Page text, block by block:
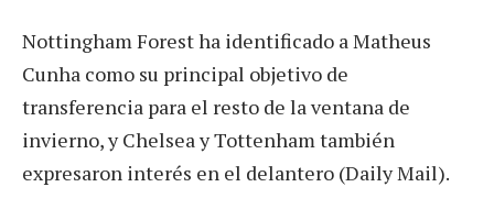
Nottingham Forest ha identificado a Matheus
Cunha como su principal objetivo de
transferencia para el resto de la ventana de
invierno, y Chelsea y Tottenham también
expresaron interés en el delantero (Daily Mail).